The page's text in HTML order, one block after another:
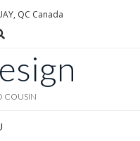
QC Canada
COUSIN